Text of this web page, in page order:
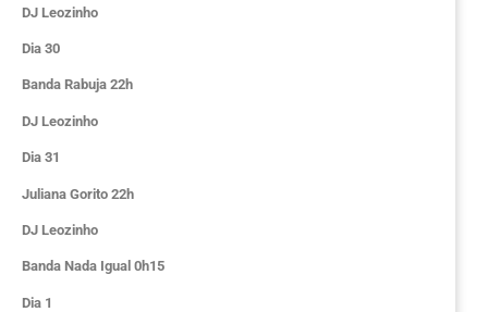
DJ Leozinho
Dia 30
Banda Rabuja 22h
DJ Leozinho
Dia 31
Juliana Gorito 22h
DJ Leozinho
Banda Nada Igual 0h15
Dia 1